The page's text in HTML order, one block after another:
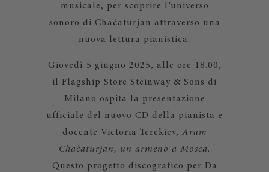
musicale, per scoprire l’universo
sonoro di Chačaturjan attraverso una
nuova lettura pianistica.
Giovedì 5 giugno 2025, alle ore 18.00,
il Flagship Store Steinway & Sons di
Milano ospita la presentazione
ufficiale del nuovo CD della pianista e
docente Victoria Terekiev, Aram
Chačaturjan, un armeno a Mosca.
Questo progetto discografico per Da